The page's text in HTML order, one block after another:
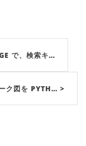
で、検索キ…
ク図を PYTH… >